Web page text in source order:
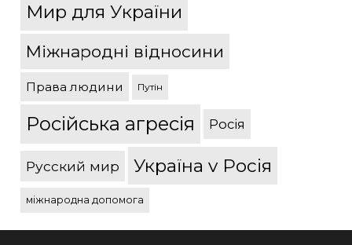
Мир для України
Міжнародні відносини
Права людини Путін
Російська агресія Росія
Русский мир Україна v Росія
міжнародна допомога